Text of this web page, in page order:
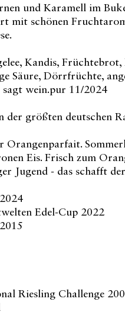
und Karamell im
mit schönen
Kandis, Früchtebrot,
Säure, Dörrfrüchte,
wein.pur 11/2024
der größten deutschen
Orangenparfait.
Eis. Frisch zum
Jugend - das schafft
Edel-Cup 2022
Riesling Challenge